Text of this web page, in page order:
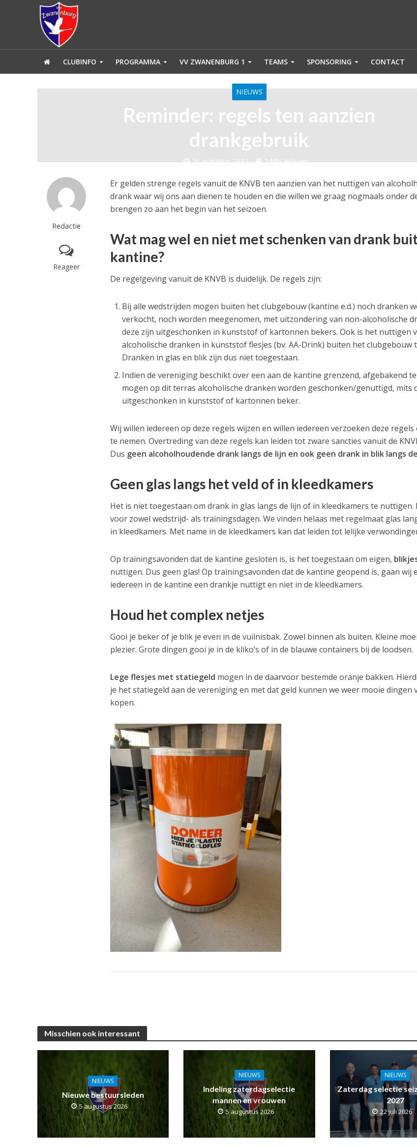
CLUBINFO PROGRAMMA VV ZWANENBURG 1 TEAMS SPONSORING CONTACT
NIEUWS
Reminder: regels ten aanzien
drankgebruik
25 augustus 2022 2 Min gelezen
Redactie
Reageer
Er gelden strenge regels vanuit de KNVB ten aanzien van het nuttigen van
drank waar wij ons aan dienen te houden en die willen we graag nogmaals onder
brengen zo aan het begin van het seizoen.
Wat mag wel en niet met schenken van drank
kantine?
De regelgeving vanuit de KNVB is duidelijk. De regels zijn:
Bij alle wedstrijden mogen buiten het clubgebouw (kantine e.d.) noch dranken
verkocht, noch worden meegenomen, met uitzondering van non-alcoholische
deze zijn uitgeschonken in kunststof of kartonnen bekers. Ook is het nuttigen
alcoholische dranken in kunststof flesjes (bv. AA-Drink) buiten het clubgebouw
Dranken in glas en blik zijn dus niet toegestaan.
Indien de vereniging beschikt over een aan de kantine grenzend, afgebakend
mogen op dit terras alcoholische dranken worden geschonken/genuttigd, mits
uitgeschonken in kunststof of kartonnen beker.
Wij willen iedereen op deze regels wijzen en willen iedereen verzoeken deze
te nemen. Overtreding van deze regels kan leiden tot zware sancties vanuit de
Dus geen alcoholhoudende drank langs de lijn en ook geen drank in blik langs
Geen glas langs het veld of in kleedkamers
Het is niet toegestaan om drank in glas langs de lijn of in kleedkamers te nuttigen.
voor zowel wedstrijd- als trainingsdagen. We vinden helaas met regelmaat glas
in kleedkamers. Met name in de kleedkamers kan dat leiden tot lelijke
Op trainingsavonden dat de kantine gesloten is, is het toegestaan om eigen,
nuttigen. Dus geen glas! Op trainingsavonden dat de kantine geopend is, gaan wij
iedereen in de kantine een drankje nuttigt en niet in de kleedkamers.
Houd het complex netjes
Gooi je beker of je blik je even in de vuilnisbak. Zowel binnen als buiten. Kleine
plezier. Grote dingen gooi je in de kliko’s of in de blauwe containers bij de loodsen.
Lege flesjes met statiegeld mogen in de daarvoor bestemde oranje bakken.
je het statiegeld aan de vereniging en met dat geld kunnen we weer mooie dingen
kopen.
Misschien ook interessant
NIEUWS
Nieuwe bestuursleden
5 augustus 2026
NIEUWS
Indeling zaterdagselectie
mannen en vrouwen
5 augustus 2026
NIEUWS
Zaterdag selectie
2027
22 juli 2026